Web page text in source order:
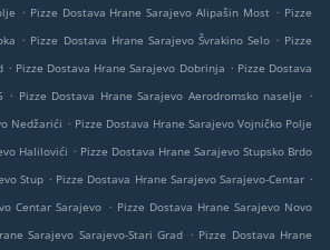
. Pizze Dostava Hrane Sarajevo Alipašin Most . Pizze
. Pizze Dostava Hrane Sarajevo Švrakino Selo . Pizze
. Pizze Dostava Hrane Sarajevo Dobrinja . Pizze Dostava
. Pizze Dostava Hrane Sarajevo Aerodromsko naselje
.
Nedžarići . Pizze Dostava Hrane Sarajevo Vojničko Polje
Halilovići . Pizze Dostava Hrane Sarajevo Stupsko Brdo
Stup . Pizze Dostava Hrane Sarajevo Sarajevo-Centar .
Centar Sarajevo . Pizze Dostava Hrane Sarajevo Novo
Sarajevo Sarajevo-Stari Grad . Pizze Dostava Hrane